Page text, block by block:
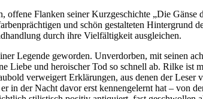
offene Flanken seiner Kurzgeschichte „Die
und schön gestalteten
durch ihre Vielfältigkeit ausgleichen.
Legende geworden. Unverdorben, mit seinen
Liebe und heroischer Tod so schnell ab. Rilke
verweigert Erklärungen, aus denen der
in der Nacht davor erst kennengelernt hat – von